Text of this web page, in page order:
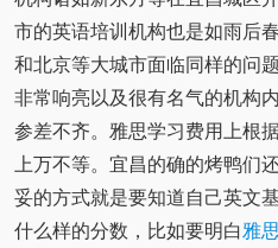
市的英语培训机构也是如雨后
和北京等大城市面临同样的问
非常响亮以及很有名气的机构
参差不齐。雅思学习费用上根
上万不等。宜昌的确的烤鸭们
妥的方式就是要知道自己英文
什么样的分数，比如要明白雅